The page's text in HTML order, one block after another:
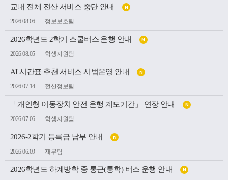
인재를 양성해 온 우리 대학의 교육 방향을 공유하고, 교구
와 대학이 미래 발전을 위해 지속적으로 협력하는 뜻깊은
계기가 되었다.
지
식
목
록
교내 전체 전산 서비스 중단 안내 N
2026.08.06 정보보호팀
2026학년도 2학기 스쿨버스 운행 안내 N
2026.08.05 학생지원팀
AI 시간표 추천 서비스 시범운영 안내 N
2026.07.14 전산정보팀
「개인형 이동장치 안전 운행 계도기간」 연장 안내 N
2026.07.06 학생지원팀
2026-2학기 등록금 납부 안내 N
2026.06.09 재무팀
2026학년도 하계방학 중 통근(통학) 버스 운행 안내 N